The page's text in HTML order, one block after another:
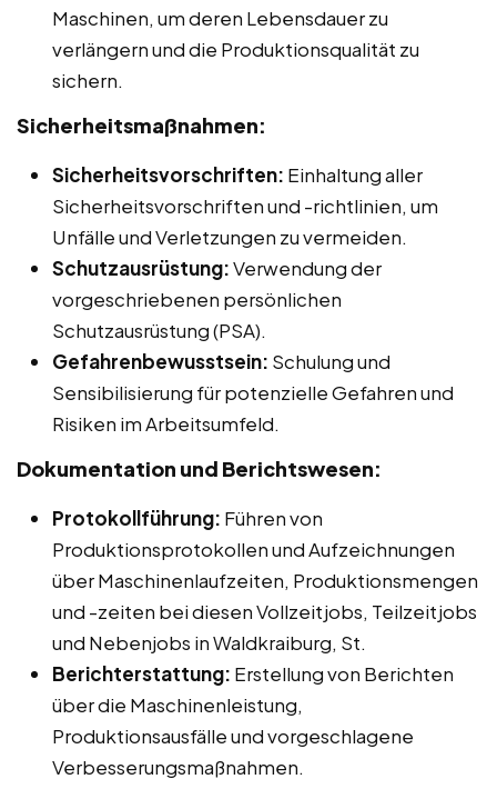
Maschinen, um deren Lebensdauer zu
verlängern und die Produktionsqualität zu
sichern.
Sicherheitsmaßnahmen:
Sicherheitsvorschriften: Einhaltung aller
Sicherheitsvorschriften und -richtlinien, um
Unfälle und Verletzungen zu vermeiden.
Schutzausrüstung:Verwendung der
vorgeschriebenen persönlichen
Schutzausrüstung (PSA).
Gefahrenbewusstsein: Schulung und
Sensibilisierung für potenzielle Gefahren und
Risiken im Arbeitsumfeld.
Dokumentation und Berichtswesen:
Protokollführung: Führen von
Produktionsprotokollen und Aufzeichnungen
über Maschinenlaufzeiten, Produktionsmengen
und -zeiten bei diesen Vollzeitjobs, Teilzeitjobs
und Nebenjobs in Waldkraiburg, St.
Berichterstattung: Erstellung von Berichten
über die Maschinenleistung,
Produktionsausfälle und vorgeschlagene
Verbesserungsmaßnahmen.